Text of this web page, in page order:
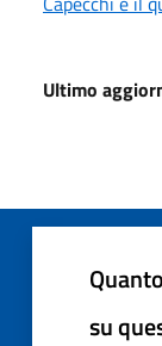
Ultimo
su